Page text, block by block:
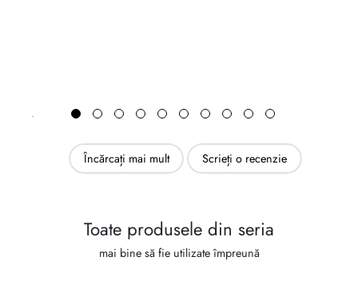
Încărcați mai mult Scrieți o recenzie
Toate produsele din seria
mai bine să fie utilizate împreună